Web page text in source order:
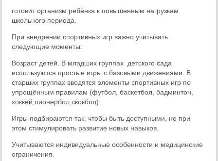
готовит организм ребёнка к повышенным нагрузкам
школьного периода.
При внедрении спортивных игр важно учитывать
следующие моменты:
Возраст детей. В младших группах детского сада
используются простые игры с базовыми движениями. В
старших группах вводятся элементы спортивных игр по
упрощённым правилам (футбол, баскетбол, бадминтон,
хоккей,пионербол,скокбол)
Игры подбираются так, чтобы быть доступными, но при
этом стимулировать развитие новых навыков.
Учитываются индивидуальные особенности и медицинские
ограничения.